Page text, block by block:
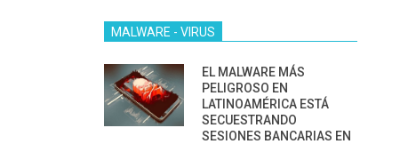
MALWARE - VIRUS
EL MALWARE MÁS
PELIGROSO EN
LATINOAMÉRICA ESTÁ
SECUESTRANDO
SESIONES BANCARIAS EN